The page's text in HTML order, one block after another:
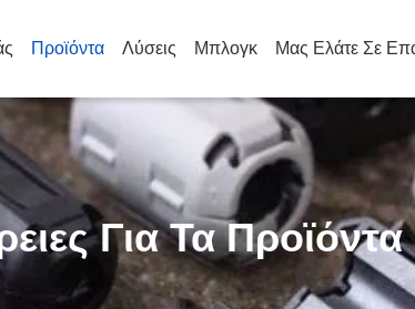
Προϊόντα Λύσεις Μπλογκ Μας Ελάτε Σε
Για Τα Προϊόντα